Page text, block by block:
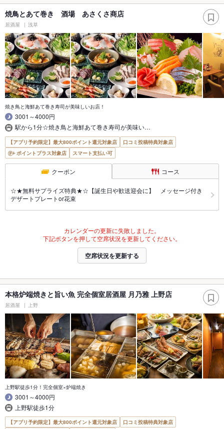
焼鳥とあて巻き 酒場 あさくさ商店
居酒屋 浅草
焼き鳥と海鮮あて巻き寿司が美味しいお店！
3001～4000円
駅から1分☆焼き鳥と海鮮あて巻き寿司が美味い…
【アプリ予約限定】最大800ポイント還元対象店
口コミ投稿特典対象店
ポイントプラス対象店
スマート支払い可
クーポン コース
☆★無料サプライズ特典★☆【誕生日や歓送迎会に】 メッセージ付き
デザートプレートor花束
カレンダーの更新に失敗しました。
下記ボタンを押して空席状況を更新してください。
空席状況を更新する
本格炉端焼きと旨い魚 完全個室居酒屋 月乃雅 上野店
居酒屋 上野
上野駅徒歩1分！完全個室×炉端焼き
3001～4000円
上野駅徒歩1分
【アプリ予約限定】最大800ポイント還元対象店
口コミ投稿特典対象店